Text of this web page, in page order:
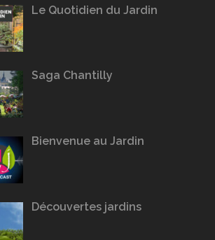
Le Quotidien du Jardin
Saga Chantilly
Bienvenue au Jardin
Découvertes jardins